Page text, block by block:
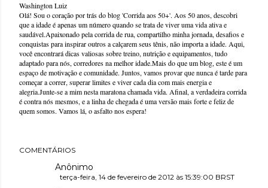
Washington Luiz
Olá! Sou o coração por trás do blog 'Corrida aos 50+'. Aos 50 anos, descobri
que a idade é apenas um número quando se trata de viver uma vida ativa e
saudável.Apaixonado pela corrida de rua, compartilho minha jornada, desafios e
conquistas para inspirar outros a calçarem seus tênis, não importa a idade. Aqui,
você encontrará dicas valiosas sobre treino, nutrição e equipamentos, tudo
adaptado para nós, corredores na melhor idade.Mais do que um blog, este é um
espaço de motivação e comunidade. Juntos, vamos provar que nunca é tarde para
começar a correr, superar limites e viver cada dia com mais energia e
alegria.Junte-se a mim nesta maratona chamada vida. Afinal, a verdadeira corrida
é contra nós mesmos, e a linha de chegada é uma versão mais forte e feliz de
quem somos. Vamos lá, o asfalto nos espera!
COMENTÁRIOS
Anônimo
terça-feira, 14 de fevereiro de 2012 às 15:39:00 BRST